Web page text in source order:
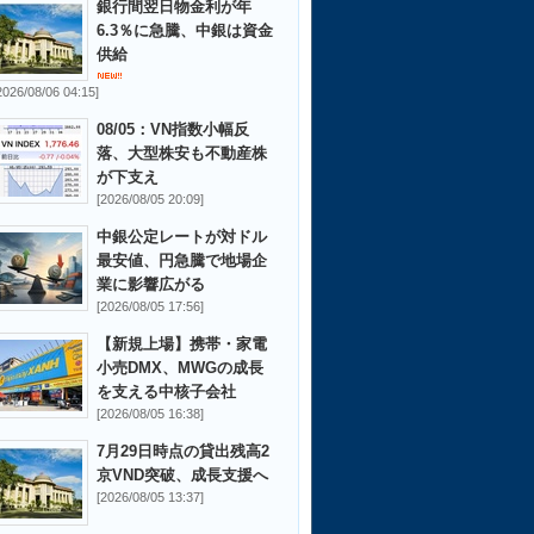
銀行間翌日物金利が年
6.3％に急騰、中銀は資金
供給
08/06 04:15]
08/05：VN指数小幅反
落、大型株安も不動産株
が下支え
[2026/08/05 20:09]
中銀公定レートが対ドル
最安値、円急騰で地場企
業に影響広がる
[2026/08/05 17:56]
【新規上場】携帯・家電
小売DMX、MWGの成長
を支える中核子会社
[2026/08/05 16:38]
7月29日時点の貸出残高2
京VND突破、成長支援へ
[2026/08/05 13:37]